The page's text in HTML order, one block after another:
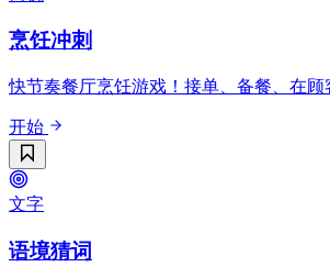
烹饪冲刺
快节奏餐厅烹饪游戏！接单、备餐、在顾
开始
文字
语境猜词